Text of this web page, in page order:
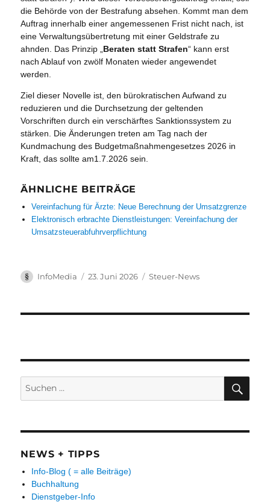
die Behörde von der Bestrafung absehen. Kommt man dem
Auftrag innerhalb einer angemessenen Frist nicht nach, ist
eine Verwaltungsübertretung mit einer Geldstrafe zu
ahnden. Das Prinzip „ Beraten statt Strafen“ kann erst
nach Ablauf von zwölf Monaten wieder angewendet
werden.
Ziel dieser Novelle ist, den bürokratischen Aufwand zu
reduzieren und die Durchsetzung der geltenden
Vorschriften durch ein verschärftes Sanktionssystem zu
stärken. Die Änderungen treten am Tag nach der
Kundmachung des Budgetmaßnahmengesetzes 2026 in
Kraft, das sollte am1.7.2026 sein.
ÄHNLICHE BEITRÄGE
Vereinfachung für Ärzte: Neue Berechnung der Umsatzgrenze
Elektronisch erbrachte Dienstleistungen: Vereinfachung der
Umsatzsteuerabfuhrverpflichtung
Autor
InfoMedia
Veröffentlicht
23. Juni 2026 Kategorien
Steuer-News
NEWS + TIPPS
Info-Blog ( = alle Beiträge)
Buchhaltung
Dienstgeber-Info